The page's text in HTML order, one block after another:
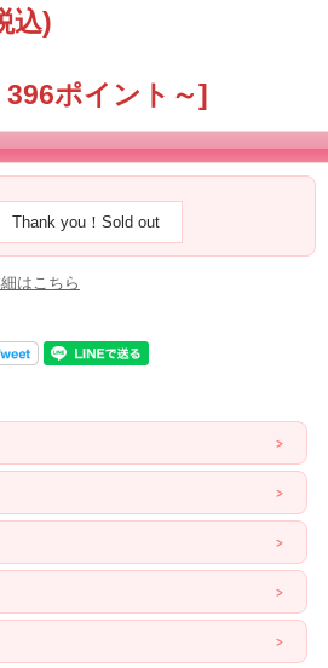
込)
ポイント～]
Thank you！Sold out
はこちら